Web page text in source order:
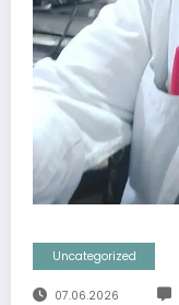
Uncategorized
07.06.2026